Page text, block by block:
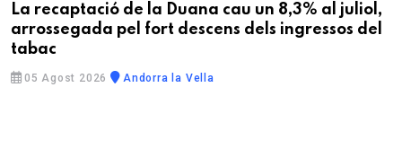
La recaptació de la Duana cau un 8,3% al juliol,
arrossegada pel fort descens dels ingressos del
tabac
05 Agost 2026 Andorra la Vella